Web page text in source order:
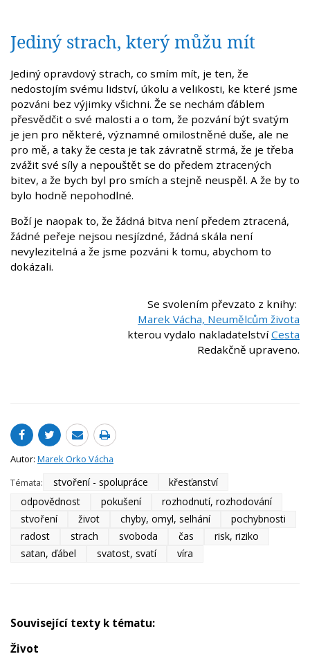
Jediný strach, který můžu mít
Jediný opravdový strach, co smím mít, je ten, že
nedostojím svému lidství, úkolu a velikosti, ke které jsme
pozváni bez výjimky všichni. Že se nechám ďáblem
přesvědčit o své malosti a o tom, že pozvání být svatým
je jen pro některé, významné omilostněné duše, ale ne
pro mě, a taky že cesta je tak závratně strmá, že je třeba
zvážit své síly a nepouštět se do předem ztracených
bitev, a že bych byl pro smích a stejně neuspěl. A že by to
bylo hodně nepohodlné.
Boží je naopak to, že žádná bitva není předem ztracená,
žádné peřeje nejsou nesjízdné, žádná skála není
nevylezitelná a že jsme pozváni k tomu, abychom to
dokázali.
Se svolením převzato z knihy:
Marek Vácha, Neumělcům života
kterou vydalo nakladatelstvíCesta
Redakčně upraveno.
Autor: Marek Orko Vácha
Témata:
stvoření - spolupráce
křesťanství
odpovědnost
pokušení
rozhodnutí, rozhodování
stvoření
život chyby, omyl, selhání
pochybnosti
radost
strach svoboda čas
risk, riziko
satan, ďábel
svatost, svatí víra
Související texty k tématu:
Život